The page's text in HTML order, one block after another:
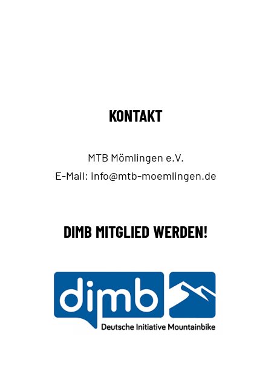
KONTAKT
MTB Mömlingen e.V.
E-Mail: info@mtb-moemlingen.de
DIMB MITGLIED WERDEN!